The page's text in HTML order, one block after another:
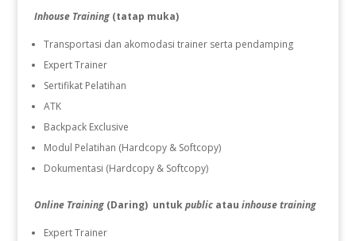
Inhouse Training (tatap muka)
Transportasi dan akomodasi trainer serta pendamping
Expert Trainer
Sertifikat Pelatihan
ATK
Backpack Exclusive
Modul Pelatihan (Hardcopy & Softcopy)
Dokumentasi (Hardcopy & Softcopy)
Online Training (Daring) untukpublic atau inhouse training
Expert Trainer